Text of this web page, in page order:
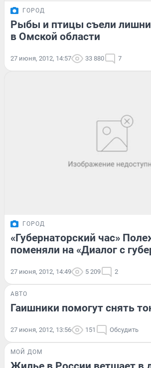
ГОРОД
Рыбы и птицы съели
в Омской области
27 июня, 2012, 14:57 33 880 7
ГОРОД
«Губернаторский час»
поменяли на «Диалог с
27 июня, 2012, 14:49 5 209 2
АВТО
Гаишники помогут снять
27 июня, 2012, 13:56 151 Обсудить
МОЙ ДОМ